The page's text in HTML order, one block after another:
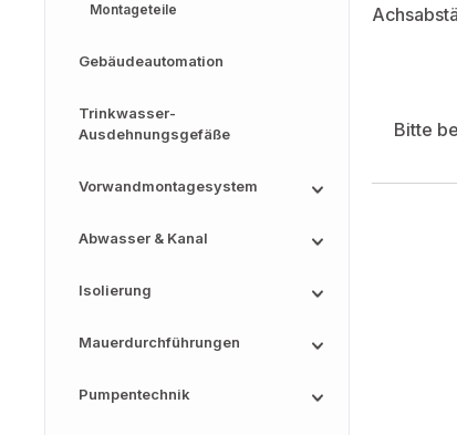
Montageteile
Gebäudeautomation
Trinkwasser-
Ausdehnungsgefäße
Vorwandmontagesystem
Abwasser & Kanal
Isolierung
Mauerdurchführungen
Pumpentechnik
Bitte